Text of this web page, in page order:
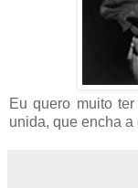
Eu quero muito
unida, que encha a